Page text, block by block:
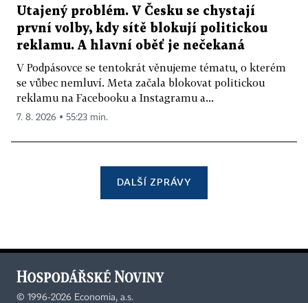
Utajený problém. V Česku se chystají
první volby, kdy sítě blokují politickou
reklamu. A hlavní oběť je nečekaná
V Podpásovce se tentokrát věnujeme tématu, o kterém
se vůbec nemluví. Meta začala blokovat politickou
reklamu na Facebooku a Instagramu a...
7. 8. 2026 ▪ 55:23 min.
DALŠÍ ZPRÁVY
© 1996-2026 Economia, a.s.